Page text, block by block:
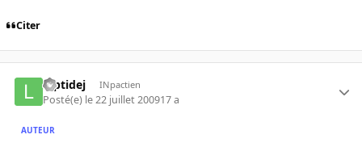
Citer
luptidej INpactien
Posté(e) le 22 juillet 200917 a
AUTEUR